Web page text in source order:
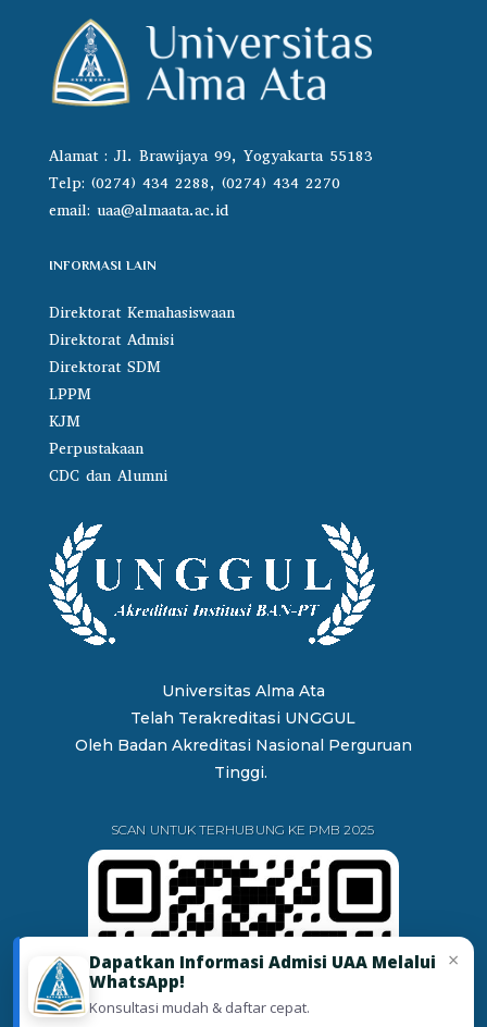
Alamat : Jl. Brawijaya 99, Yogyakarta 55183
Telp: (0274) 434 2288, (0274) 434 2270
email: uaa@almaata.ac.id
INFORMASI LAIN
Direktorat Kemahasiswaan
Direktorat Admisi
Direktorat SDM
LPPM
KJM
Perpustakaan
CDC dan Alumni
Universitas Alma Ata
Telah Terakreditasi UNGGUL
Oleh Badan Akreditasi Nasional Perguruan
Tinggi.
SCAN UNTUK TERHUBUNG KE PMB 2025
×
Dapatkan Informasi Admisi UAA Melalui
WhatsApp!
Konsultasi mudah & daftar cepat.